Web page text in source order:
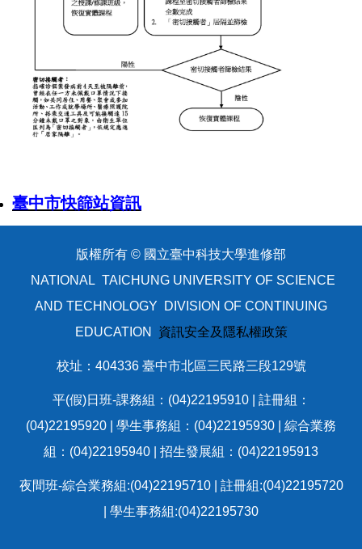
臺中市快篩站資訊
版權所有 © 國立臺中科技大學進修部
NATIONAL TAICHUNG UNIVERSITY OF SCIENCE
AND TECHNOLOGY DIVISION OF CONTINUING
EDUCATION
資訊安全及隱私權政策
校址：404336 臺中市北區三民路三段129號
平(假)日班-課務組：(04)22195910 | 註冊組：
(04)22195920 | 學生事務組：(04)22195930 | 綜合業務
組：(04)22195940 | 招生發展組：(04)22195913
夜間班-綜合業務組:(04)22195710 | 註冊組:(04)22195720
| 學生事務組:(04)22195730